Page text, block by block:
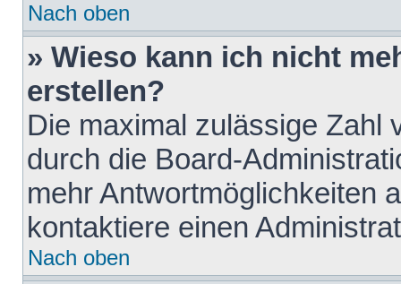
Nach oben
» Wieso kann ich nicht
erstellen?
Die maximal zulässige Zahl
durch die Board-
mehr Antwortmöglichkeiten
kontaktiere einen
Nach oben